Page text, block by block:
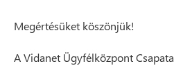
Megértésüket köszönjük!
A Vidanet Ügyfélközpont Csapata